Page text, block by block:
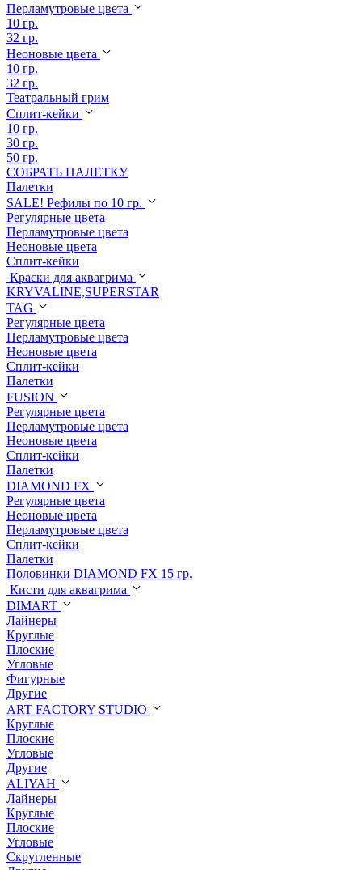
Перламутровые цвета
10 гр.
32 гр.
Неоновые цвета
10 гр.
32 гр.
Театральный грим
Сплит-кейки
10 гр.
30 гр.
50 гр.
СОБРАТЬ ПАЛЕТКУ
Палетки
SALE! Рефилы по 10 гр.
Регулярные цвета
Перламутровые цвета
Неоновые цвета
Сплит-кейки
Краски для аквагрима
KRYVALINE,SUPERSTAR
TAG
Регулярные цвета
Перламутровые цвета
Неоновые цвета
Сплит-кейки
Палетки
FUSION
Регулярные цвета
Перламутровые цвета
Неоновые цвета
Сплит-кейки
Палетки
DIAMOND FX
Регулярные цвета
Неоновые цвета
Перламутровые цвета
Сплит-кейки
Палетки
Половинки DIAMOND FX 15 гр.
Кисти для аквагрима
DIMART
Лайнеры
Круглые
Плоские
Угловые
Фигурные
Другие
ART FACTORY STUDIO
Круглые
Плоские
Угловые
Другие
ALIYAH
Лайнеры
Круглые
Плоские
Угловые
Скругленные